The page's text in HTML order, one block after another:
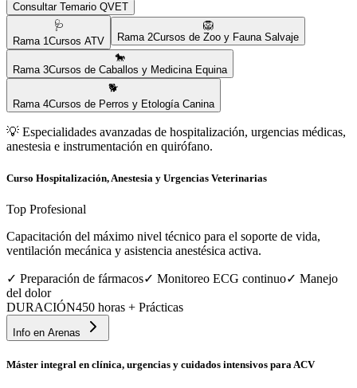
Consultar Temario QVET
🩺
Rama 1Cursos ATV
🦁
Rama 2Cursos de Zoo y Fauna Salvaje
🐎
Rama 3Cursos de Caballos y Medicina Equina
🐕
Rama 4Cursos de Perros y Etología Canina
💡 Especialidades avanzadas de hospitalización, urgencias médicas,
anestesia e instrumentación en quirófano.
Curso Hospitalización, Anestesia y Urgencias Veterinarias
Top Profesional
Capacitación del máximo nivel técnico para el soporte de vida,
ventilación mecánica y asistencia anestésica activa.
✓ Preparación de fármacos✓ Monitoreo ECG continuo✓ Manejo
del dolor
DURACIÓN450 horas + Prácticas
Info en Arenas
Máster integral en clínica, urgencias y cuidados intensivos para ACV